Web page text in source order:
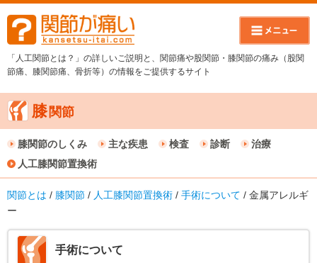
「人工関節とは？」の詳しいご説明と、関節痛や股関節・膝関節の痛み（股関
節痛、膝関節痛、骨折等）の情報をご提供するサイト
膝 関節
膝関節のしくみ 主な疾患 検査 診断
治療
人工膝関節置換術
関節とは / 膝関節 / 人工膝関節置換術 / 手術について / 金属アレルギ
ー
手術について